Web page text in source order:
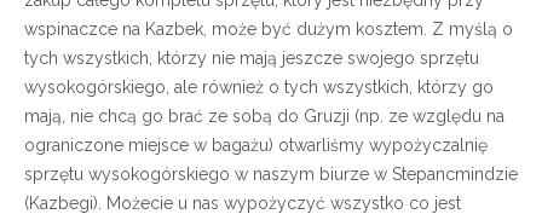
wspinaczce na Kazbek, może być dużym kosztem. Z myślą o
tych wszystkich, którzy nie mają jeszcze swojego sprzętu
wysokogórskiego, ale również o tych wszystkich, którzy go
mają, nie chcą go brać ze sobą do Gruzji (np. ze względu na
ograniczone miejsce w bagażu) otwarliśmy wypożyczalnię
sprzętu wysokogórskiego w naszym biurze w Stepancmindzie
(Kazbegi). Możecie u nas wypożyczyć wszystko co jest